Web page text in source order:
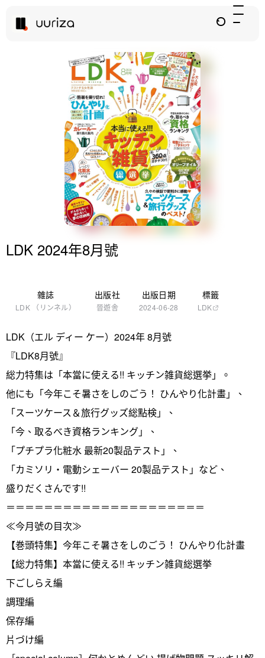
LDK 2024年8月號
雜誌
LDK （リンネル）
出版社
晉遊舎
出版日期
2024-06-28
標籤
LDK
LDK（エル ディー ケー）2024年 8月號
『LDK8月號』
総力特集は「本當に使える!! キッチン雑貨総選挙」。
他にも「今年こそ暑さをしのごう！ ひんやり化計畫」、
「スーツケース＆旅行グッズ総點検」、
「今、取るべき資格ランキング」、
「プチプラ化粧水 最新20製品テスト」、
「カミソリ・電動シェーバー 20製品テスト」など、
盛りだくさんです!!
＝＝＝＝＝＝＝＝＝＝＝＝＝＝＝＝＝＝＝＝＝
≪今月號の目次≫
【巻頭特集】今年こそ暑さをしのごう！ ひんやり化計畫
【総力特集】本當に使える!! キッチン雑貨総選挙
下ごしらえ編
調理編
保存編
片づけ編